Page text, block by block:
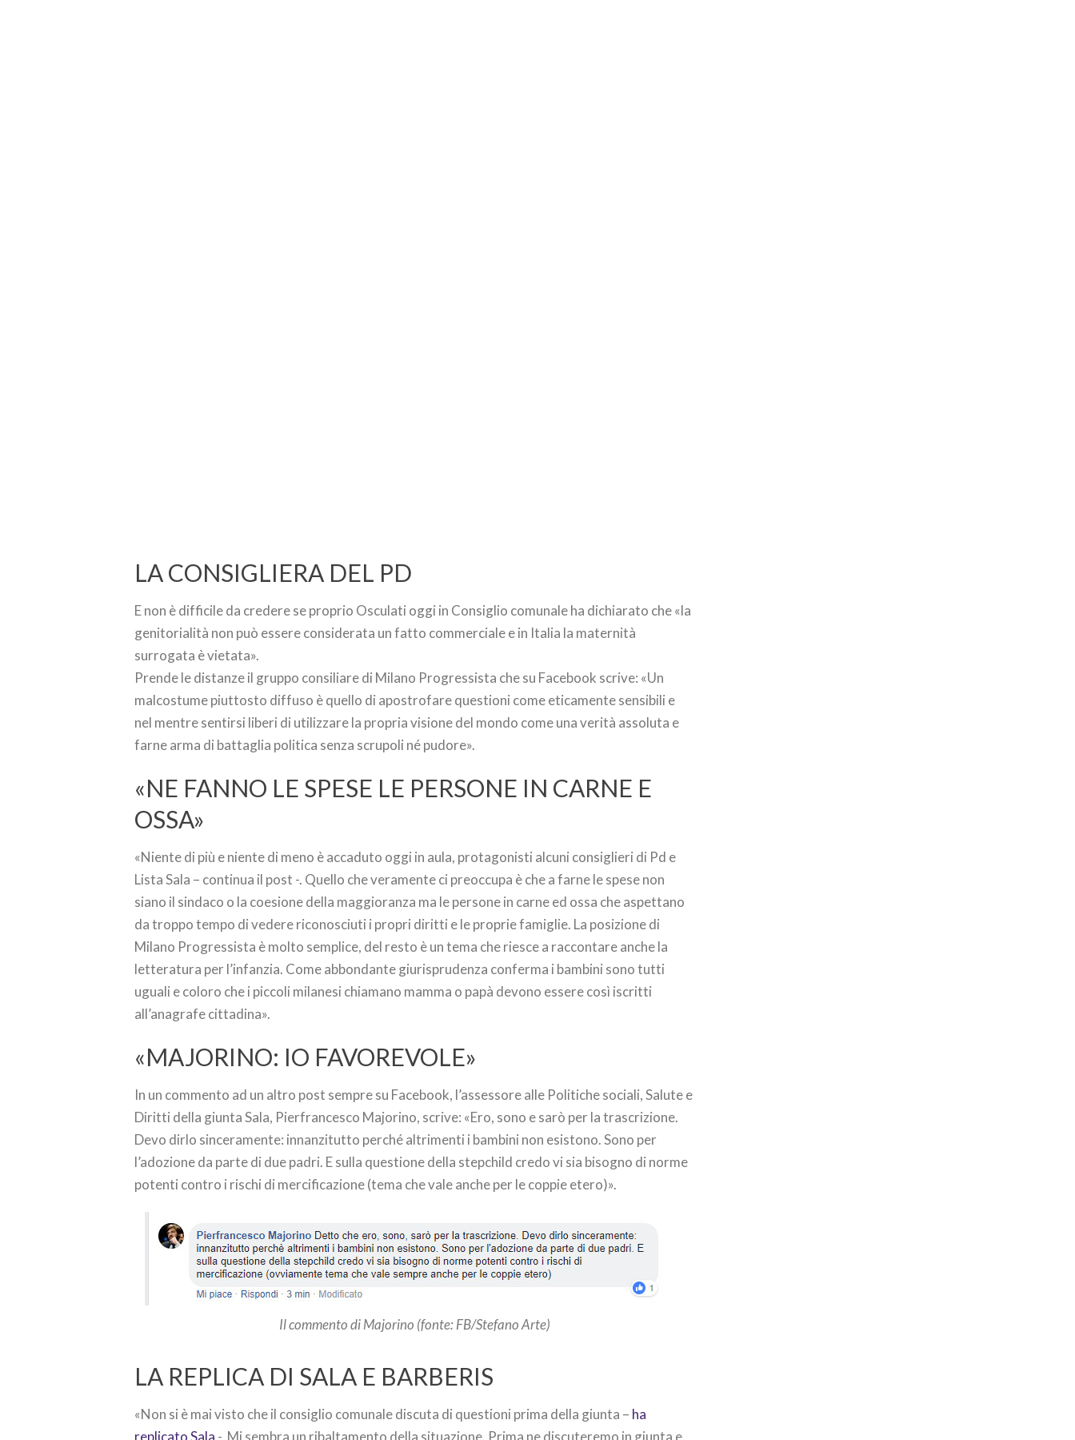
LA CONSIGLIERA DEL PD
E non è difficile da credere se proprio Osculati oggi in Consiglio comunale ha dichiarato che «la
genitorialità non può essere considerata un fatto commerciale e in Italia la maternità
surrogata è vietata».
Prende le distanze il gruppo consiliare di Milano Progressista che su Facebook scrive: «Un
malcostume piuttosto diffuso è quello di apostrofare questioni come eticamente sensibili e
nel mentre sentirsi liberi di utilizzare la propria visione del mondo come una verità assoluta e
farne arma di battaglia politica senza scrupoli né pudore».
«NE FANNO LE SPESE LE PERSONE IN CARNE E
OSSA»
«Niente di più e niente di meno è accaduto oggi in aula, protagonisti alcuni consiglieri di Pd e
Lista Sala – continua il post -. Quello che veramente ci preoccupa è che a farne le spese non
siano il sindaco o la coesione della maggioranza ma le persone in carne ed ossa che aspettano
da troppo tempo di vedere riconosciuti i propri diritti e le proprie famiglie. La posizione di
Milano Progressista è molto semplice, del resto è un tema che riesce a raccontare anche la
letteratura per l’infanzia. Come abbondante giurisprudenza conferma i bambini sono tutti
uguali e coloro che i piccoli milanesi chiamano mamma o papà devono essere così iscritti
all’anagrafe cittadina».
«MAJORINO: IO FAVOREVOLE»
In un commento ad un altro post sempre su Facebook, l’assessore alle Politiche sociali, Salute e
Diritti della giunta Sala, Pierfrancesco Majorino, scrive: «Ero, sono e sarò per la trascrizione.
Devo dirlo sinceramente: innanzitutto perché altrimenti i bambini non esistono. Sono per
l’adozione da parte di due padri. E sulla questione della stepchild credo vi sia bisogno di norme
potenti contro i rischi di mercificazione (tema che vale anche per le coppie etero)».
Il commento di Majorino (fonte: FB/Stefano Arte)
LA REPLICA DI SALA E BARBERIS
«Non si è mai visto che il consiglio comunale discuta di questioni prima della giunta – ha
replicato Sala -. Mi sembra un ribaltamento della situazione. Prima ne discuteremo in giunta e